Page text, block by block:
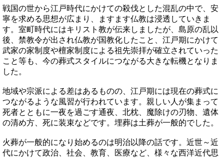
戦国の世から江戸時代にかけての殺伐とした混乱の中で、安
寧を求める思想が広まり、ますます仏教は浸透していきま
す。室町時代にはキリスト教が伝来しましたが、島原の乱以
後、禁教令が出され仏教が国教化したこと、江戸期にかけて
武家の家制度や檀家制度による祖先崇拝が確立されていった
こと等も、今の葬式スタイルにつながる大きな転機となりま
した。
地域や宗派による差はあるものの、江戸期には現在の葬式に
つながるような風習が行われています。親しい人が集まって
死者とともに一夜を過ごす通夜、北枕、魔除けの刃物、遺体
の清め方、死に装束などです。埋葬は土葬が一般的でした。
火葬が一般的になり始めるのは明治以降の話です。近世～近
代にかけて政治、社会、教育、医療など、様々な西洋近代思